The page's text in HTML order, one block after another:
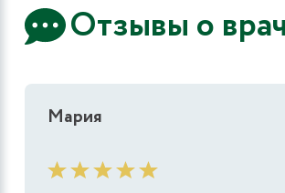
Отзывы о
Мария